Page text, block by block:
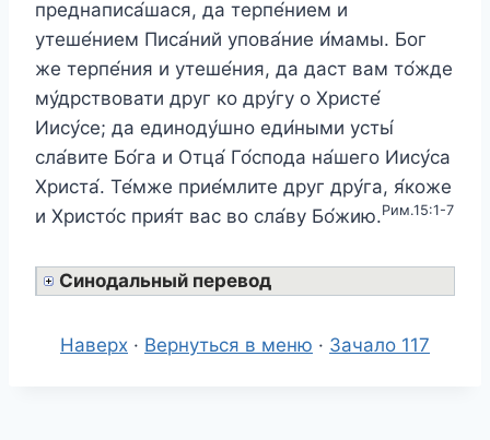
преднаписа́шася, да терпе́нием и
утеше́нием Писа́ний упова́ние и́мамы. Бог
же терпе́ния и утеше́ния, да даст вам то́жде
му́дрствовати друг ко дру́гу о Христе́
Иису́се; да единоду́шно еди́ными усты́
сла́вите Бо́га и Отца́ Го́спода на́шего Иису́са
Христа́. Те́мже прие́млите друг дру́га, я́коже
и Христо́с прия́т вас во сла́ву Бо́жию.Рим.15:1-7
Синодальный перевод
Наверх · Вернуться в меню · Зачало 117